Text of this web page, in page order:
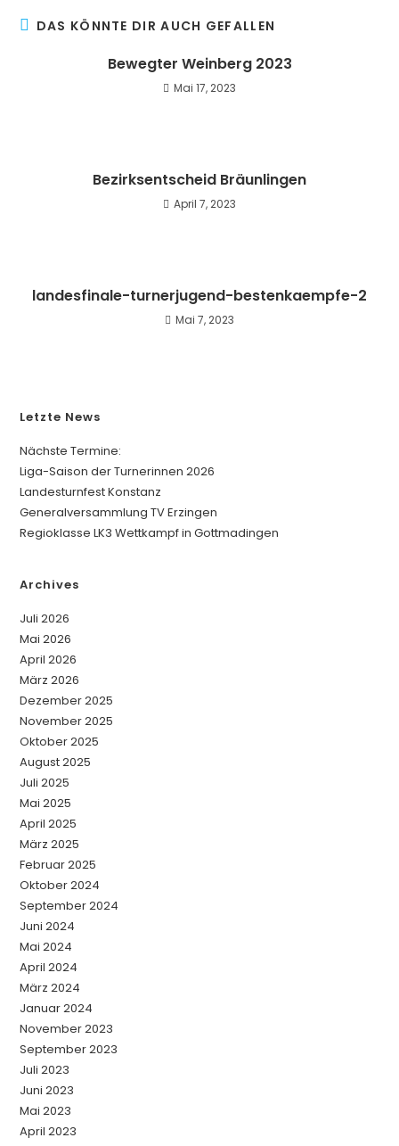
DAS KÖNNTE DIR AUCH GEFALLEN
Bewegter Weinberg 2023
Mai 17, 2023
Bezirksentscheid Bräunlingen
April 7, 2023
landesfinale-turnerjugend-bestenkaempfe-2
Mai 7, 2023
Letzte News
Nächste Termine:
Liga-Saison der Turnerinnen 2026
Landesturnfest Konstanz
Generalversammlung TV Erzingen
Regioklasse LK3 Wettkampf in Gottmadingen
Archives
Juli 2026
Mai 2026
April 2026
März 2026
Dezember 2025
November 2025
Oktober 2025
August 2025
Juli 2025
Mai 2025
April 2025
März 2025
Februar 2025
Oktober 2024
September 2024
Juni 2024
Mai 2024
April 2024
März 2024
Januar 2024
November 2023
September 2023
Juli 2023
Juni 2023
Mai 2023
April 2023